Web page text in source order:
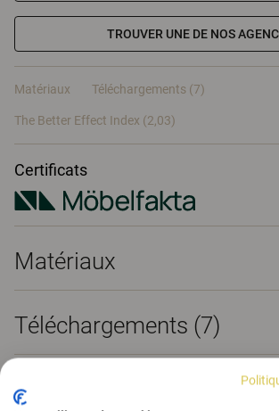
TROUVER UNE DE NOS
Matériaux Téléchargements (7)
The Better Effect Index (2,03)
Certificats
Matériaux
Téléchargements (7)
The Better Effect Index